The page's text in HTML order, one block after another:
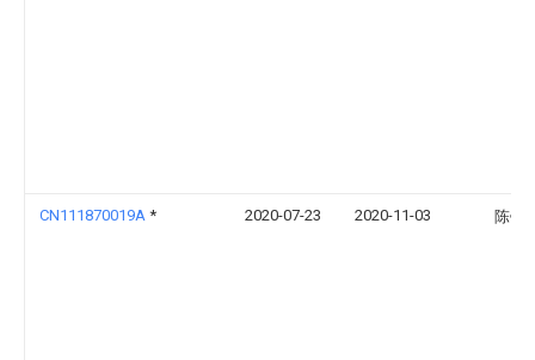
CN111870019A * 2020-07-23 2020-11-03 陈银